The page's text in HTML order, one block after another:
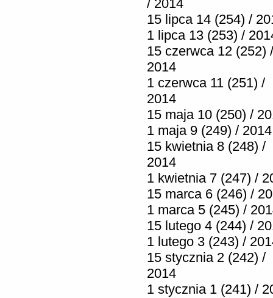
/ 2014
15 lipca 14 (254) /
1 lipca 13 (253) /
15 czerwca 12 (252) /
2014
1 czerwca 11 (251) /
2014
15 maja 10 (250) /
1 maja 9 (249) / 2014
15 kwietnia 8 (248) /
2014
1 kwietnia 7 (247) /
15 marca 6 (246) /
1 marca 5 (245) /
15 lutego 4 (244) /
1 lutego 3 (243) /
15 stycznia 2 (242) /
2014
1 stycznia 1 (241) /